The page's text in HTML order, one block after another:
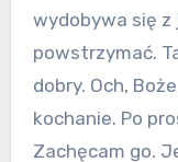
wydobywa się z
powstrzymać.
dobry. Och,
kochanie. Po
Zachęcam go.